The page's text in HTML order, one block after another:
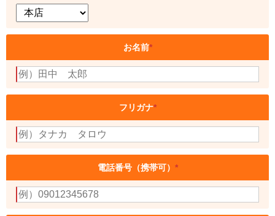
お名前*
フリガナ*
電話番号（携帯可） *